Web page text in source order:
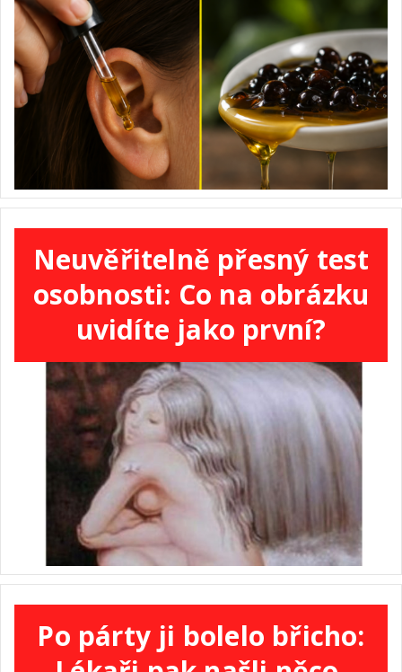
Neuvěřitelně přesný test
osobnosti: Co na obrázku
uvidíte jako první?
Po párty ji bolelo břicho: